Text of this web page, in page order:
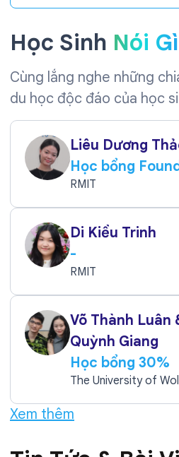
Học Sinh Nói Gì
Cùng lắng nghe những
du học độc đáo của học
Liêu Dương
Học bổng
AUD
RMIT
Di Kiều Trinh
-
RMIT
Võ Thành Luân
Quỳnh Giang
Học bổng 30%
The University of
Xem thêm